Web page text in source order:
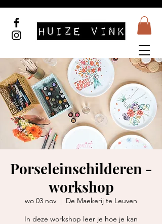
Porseleinschilderen -
workshop
wo 03 nov
  |
De Maekerij te Leuven
In deze workshop leer je hoe je kan